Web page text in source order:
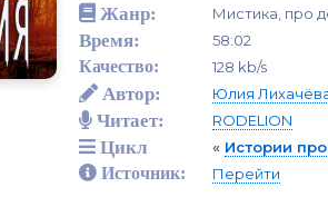
Жанр: Мистика, про
Время:
58:02
Качество:
128 kb/s
Автор: Юлия
Читает: RODELION
Цикл « Истории
Источник:
Перейти